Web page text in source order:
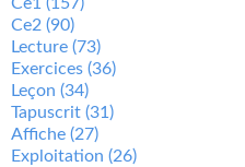
Ce2 (90)
Lecture (73)
Exercices (36)
Leçon (34)
Tapuscrit (31)
Affiche (27)
Exploitation (26)